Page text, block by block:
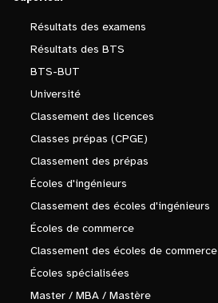
Résultats des examens
Résultats des BTS
BTS-BUT
Université
Classement des licences
Classes prépas (CPGE)
Classement des prépas
Écoles d'ingénieurs
Classement des écoles d'ingénieurs
Écoles de commerce
Classement des écoles de commerce
Écoles spécialisées
Master / MBA / Mastère